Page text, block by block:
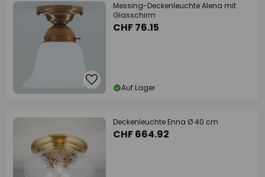
Messing-Deckenleuchte Alena mit
Glasschirm
CHF 76.15
Auf Lager
Deckenleuchte Enna Ø 40 cm
CHF 664.92